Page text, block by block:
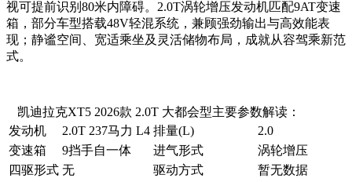
视可提前识别80米内障碍。2.0T涡轮增压发动机匹配9AT变速
箱，部分车型搭载48V轻混系统，兼顾强劲输出与高效能表
现；静谧空间、宽适乘坐及灵活储物布局，成就从容驾乘新范
式。
凯迪拉克XT5 2026款 2.0T 大都会型主要参数解读：
发动机
2.0T 237马力 L4 排量(L)
2.0
变速箱
9挡手自一体 进气形式
涡轮增压
四驱形式 无 驱动方式
暂无数据